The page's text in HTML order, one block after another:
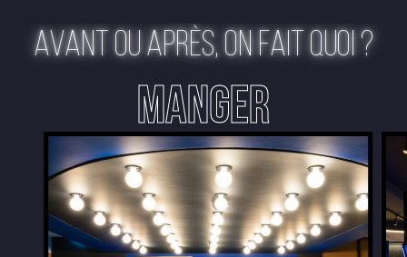
AVANT OU APRÈS, ON FAIT QUOI ?
MANGER